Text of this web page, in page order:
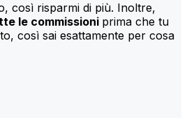
così risparmi di più. Inoltre,
le commissioni prima che tu
così sai esattamente per cosa